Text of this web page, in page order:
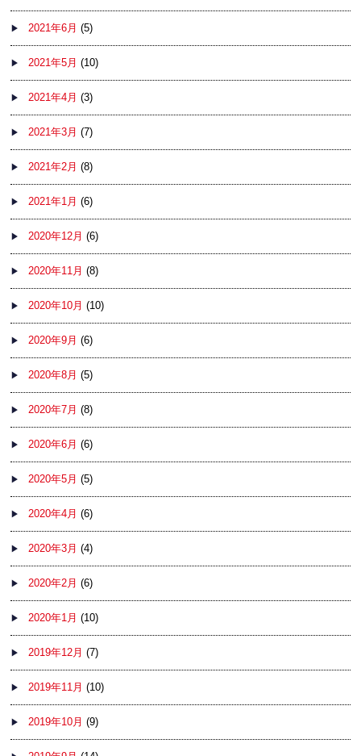
2021年6月 (5)
2021年5月 (10)
2021年4月 (3)
2021年3月 (7)
2021年2月 (8)
2021年1月 (6)
2020年12月 (6)
2020年11月 (8)
2020年10月 (10)
2020年9月 (6)
2020年8月 (5)
2020年7月 (8)
2020年6月 (6)
2020年5月 (5)
2020年4月 (6)
2020年3月 (4)
2020年2月 (6)
2020年1月 (10)
2019年12月 (7)
2019年11月 (10)
2019年10月 (9)